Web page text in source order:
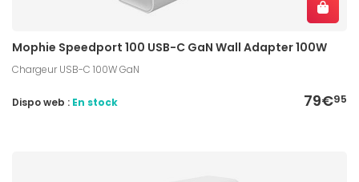
Mophie Speedport 100 USB-C GaN Wall Adapter 100W
Chargeur USB-C 100W GaN
79€95
Dispo web : En stock